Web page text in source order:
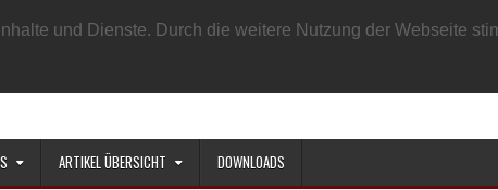
und Dienste. Durch die weitere Nutzung der Webseite
BENUTZER DATENSCHUTZRICHTLINIE IMPRESSUM SAMPLE
ARTIKEL ÜBERSICHT DOWNLOADS